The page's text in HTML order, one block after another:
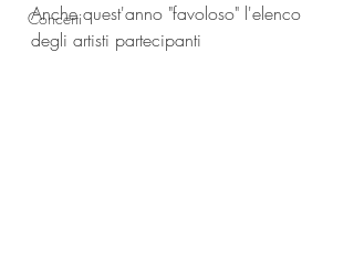
Concerti
Anche quest'anno "favoloso" l'elenco
degli artisti partecipanti